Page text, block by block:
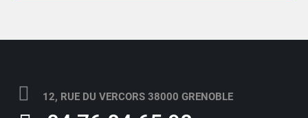
12, RUE DU VERCORS 38000 GRENOBLE